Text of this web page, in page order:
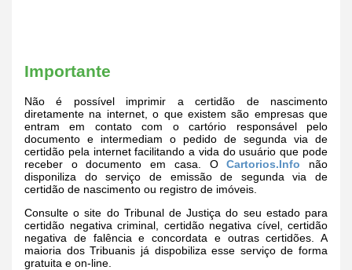
Importante
Não é possível imprimir a certidão de nascimento
diretamente na internet, o que existem são empresas que
entram em contato com o cartório responsável pelo
documento e intermediam o pedido de segunda via de
certidão pela internet facilitando a vida do usuário que pode
receber o documento em casa. OCartorios.Info não
disponiliza do serviço de emissão de segunda via de
certidão de nascimento ou registro de imóveis.
Consulte o site do Tribunal de Justiça do seu estado para
certidão negativa criminal, certidão negativa cível, certidão
negativa de falência e concordata e outras certidões. A
maioria dos Tribuanis já dispobiliza esse serviço de forma
gratuita e on-line.